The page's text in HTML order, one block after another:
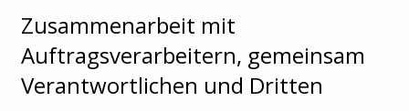
Zusammenarbeit mit
Auftragsverarbeitern, gemeinsam
Verantwortlichen und Dritten